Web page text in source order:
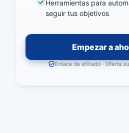
Herramientas para
seguir tus objetivos
Empezar a
Enlace de afiliado · Oferta